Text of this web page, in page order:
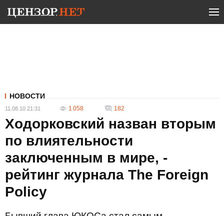
НОВОСТИ
11.08.10 21:31 1 058 182
Ходорковский назван вторым
по влиятельности
заключенным в мире, -
рейтинг журнала The Foreign
Policy